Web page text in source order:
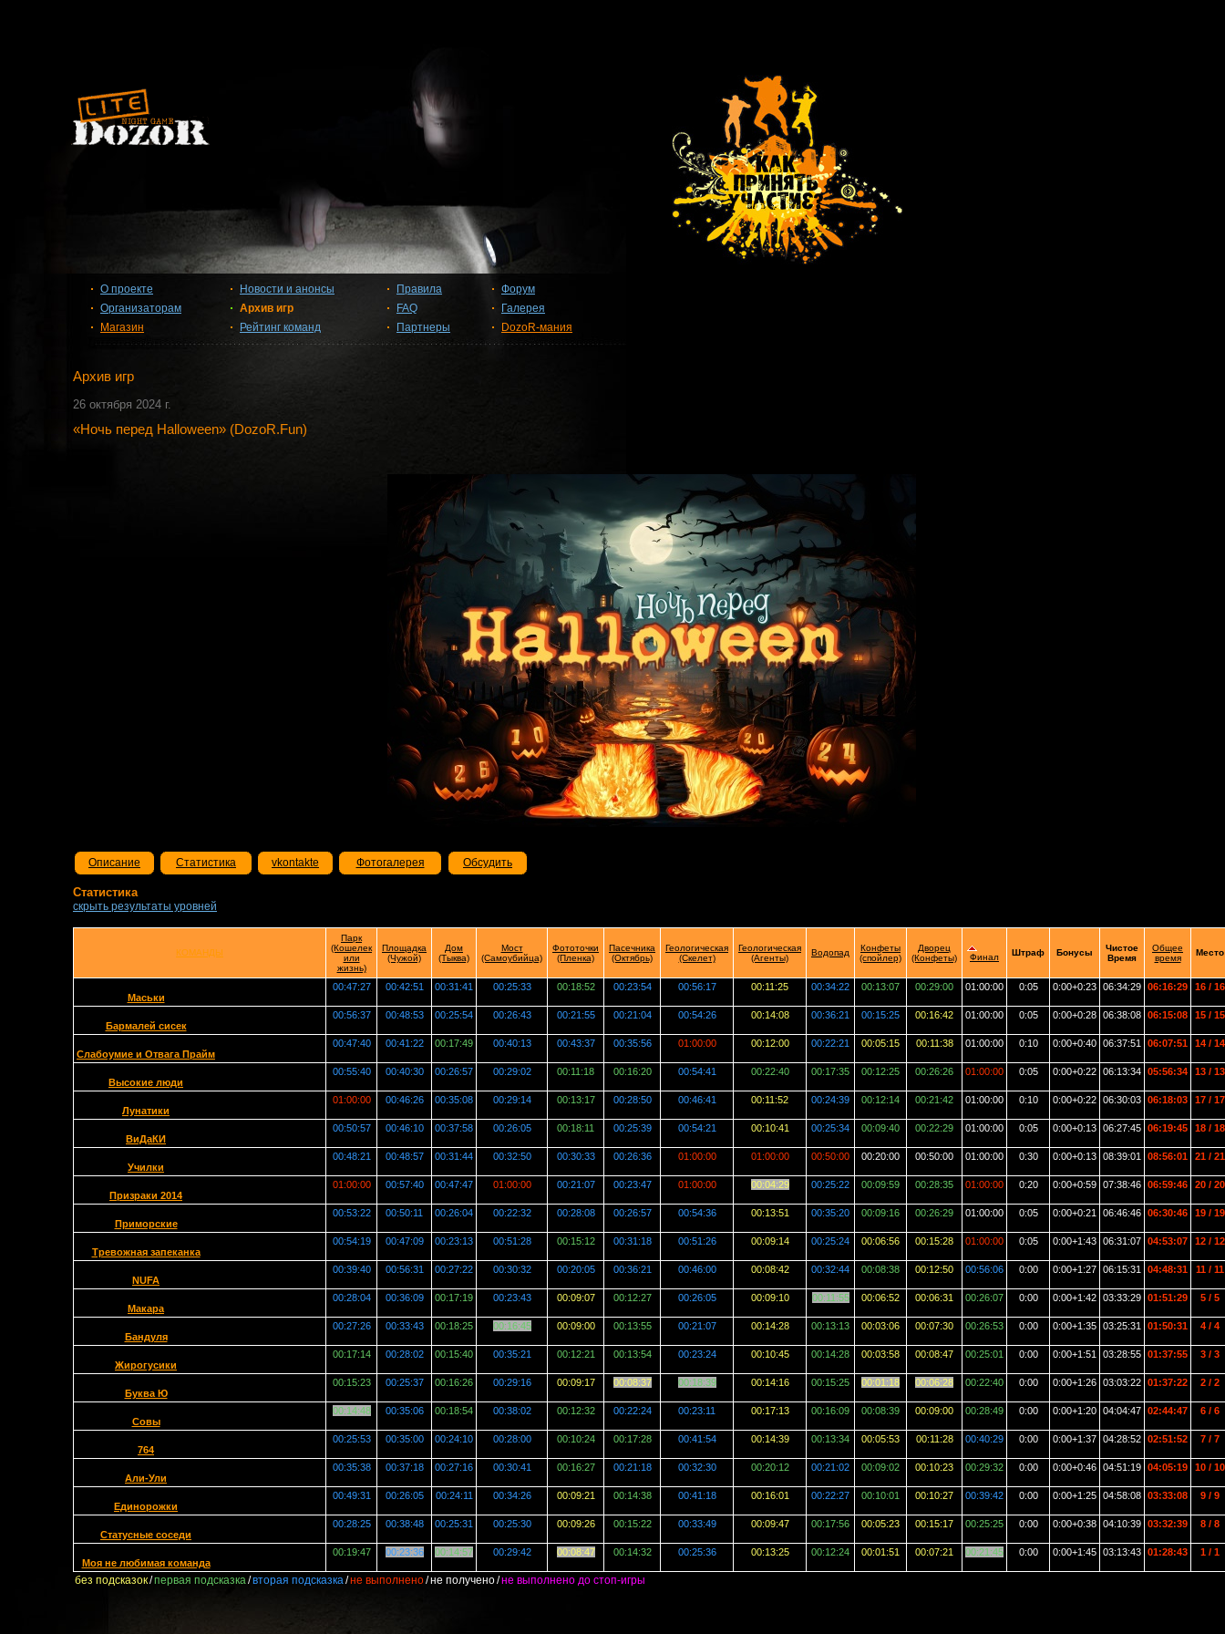
О проекте
Организаторам
Магазин
Новости и анонсы
Архив игр
Рейтинг команд
Правила
FAQ
Партнеры
Форум
Галерея
DozoR-мания
Архив игр
26 октября 2024 г.
«Ночь перед Halloween» (DozoR.Fun)
Описание Статистика vkontakte Фотогалерея Обсудить
Статистика
скрыть результаты уровней
КОМАНДЫ
Парк
(Кошелек
или
жизнь)
Площадка
(Чужой)
Дом
(Тыква)
Мост
(Самоубийца)
Фототочки
(Пленка)
Пасечника
(Октябрь)
Геологическая
(Скелет)
Геологическая
(Агенты)
Водопад
Конфеты
(спойлер)
Дворец
(Конфеты)
Финал Штраф Бонусы
Чистое
Время
Общее
время
Место
Маськи
00:47:27 00:42:51 00:31:41 00:25:33 00:18:52 00:23:54 00:56:17 00:11:25 00:34:22 00:13:07 00:29:00 01:00:00 0:05 0:00+0:23 06:34:29 06:16:29 16 / 16
Бармалей сисек
00:56:37 00:48:53 00:25:54 00:26:43 00:21:55 00:21:04 00:54:26 00:14:08 00:36:21 00:15:25 00:16:42 01:00:00 0:05 0:00+0:28 06:38:08 06:15:08 15 / 15
Слабоумие и Отвага Прайм
00:47:40 00:41:22 00:17:49 00:40:13 00:43:37 00:35:56 01:00:00 00:12:00 00:22:21 00:05:15 00:11:38 01:00:00 0:10 0:00+0:40 06:37:51 06:07:51 14 / 14
Высокие люди
00:55:40 00:40:30 00:26:57 00:29:02 00:11:18 00:16:20 00:54:41 00:22:40 00:17:35 00:12:25 00:26:26 01:00:00 0:05 0:00+0:22 06:13:34 05:56:34 13 / 13
Лунатики
01:00:00 00:46:26 00:35:08 00:29:14 00:13:17 00:28:50 00:46:41 00:11:52 00:24:39 00:12:14 00:21:42 01:00:00 0:10 0:00+0:22 06:30:03 06:18:03 17 / 17
ВиДаКИ
00:50:57 00:46:10 00:37:58 00:26:05 00:18:11 00:25:39 00:54:21 00:10:41 00:25:34 00:09:40 00:22:29 01:00:00 0:05 0:00+0:13 06:27:45 06:19:45 18 / 18
Училки
00:48:21 00:48:57 00:31:44 00:32:50 00:30:33 00:26:36 01:00:00 01:00:00 00:50:00 00:20:00 00:50:00 01:00:00 0:30 0:00+0:13 08:39:01 08:56:01 21 / 21
Призраки 2014
01:00:00 00:57:40 00:47:47 01:00:00 00:21:07 00:23:47 01:00:00 00:04:29 00:25:22 00:09:59 00:28:35 01:00:00 0:20 0:00+0:59 07:38:46 06:59:46 20 / 20
Приморские
00:53:22 00:50:11 00:26:04 00:22:32 00:28:08 00:26:57 00:54:36 00:13:51 00:35:20 00:09:16 00:26:29 01:00:00 0:05 0:00+0:21 06:46:46 06:30:46 19 / 19
Тревожная запеканка
00:54:19 00:47:09 00:23:13 00:51:28 00:15:12 00:31:18 00:51:26 00:09:14 00:25:24 00:06:56 00:15:28 01:00:00 0:05 0:00+1:43 06:31:07 04:53:07 12 / 12
NUFA
00:39:40 00:56:31 00:27:22 00:30:32 00:20:05 00:36:21 00:46:00 00:08:42 00:32:44 00:08:38 00:12:50 00:56:06 0:00 0:00+1:27 06:15:31 04:48:31 11 / 11
Макара
00:28:04 00:36:09 00:17:19 00:23:43 00:09:07 00:12:27 00:26:05 00:09:10 00:11:55 00:06:52 00:06:31 00:26:07 0:00 0:00+1:42 03:33:29 01:51:29 5 / 5
Бандуля
00:27:26 00:33:43 00:18:25 00:16:45 00:09:00 00:13:55 00:21:07 00:14:28 00:13:13 00:03:06 00:07:30 00:26:53 0:00 0:00+1:35 03:25:31 01:50:31 4 / 4
Жирогусики
00:17:14 00:28:02 00:15:40 00:35:21 00:12:21 00:13:54 00:23:24 00:10:45 00:14:28 00:03:58 00:08:47 00:25:01 0:00 0:00+1:51 03:28:55 01:37:55 3 / 3
Буква Ю
00:15:23 00:25:37 00:16:26 00:29:16 00:09:17 00:08:37 00:18:39 00:14:16 00:15:25 00:01:18 00:06:28 00:22:40 0:00 0:00+1:26 03:03:22 01:37:22 2 / 2
Совы
00:14:48 00:35:06 00:18:54 00:38:02 00:12:32 00:22:24 00:23:11 00:17:13 00:16:09 00:08:39 00:09:00 00:28:49 0:00 0:00+1:20 04:04:47 02:44:47 6 / 6
764
00:25:53 00:35:00 00:24:10 00:28:00 00:10:24 00:17:28 00:41:54 00:14:39 00:13:34 00:05:53 00:11:28 00:40:29 0:00 0:00+1:37 04:28:52 02:51:52 7 / 7
Али-Ули
00:35:38 00:37:18 00:27:16 00:30:41 00:16:27 00:21:18 00:32:30 00:20:12 00:21:02 00:09:02 00:10:23 00:29:32 0:00 0:00+0:46 04:51:19 04:05:19 10 / 10
Единорожки
00:49:31 00:26:05 00:24:11 00:34:26 00:09:21 00:14:38 00:41:18 00:16:01 00:22:27 00:10:01 00:10:27 00:39:42 0:00 0:00+1:25 04:58:08 03:33:08 9 / 9
Статусные соседи
00:28:25 00:38:48 00:25:31 00:25:30 00:09:26 00:15:22 00:33:49 00:09:47 00:17:56 00:05:23 00:15:17 00:25:25 0:00 0:00+0:38 04:10:39 03:32:39 8 / 8
Моя не любимая команда
00:19:47 00:23:36 00:14:57 00:29:42 00:08:47 00:14:32 00:25:36 00:13:25 00:12:24 00:01:51 00:07:21 00:21:45 0:00 0:00+1:45 03:13:43 01:28:43 1 / 1
без подсказок/первая подсказка/вторая подсказка/не выполнено/не получено/не выполнено до стоп-игры